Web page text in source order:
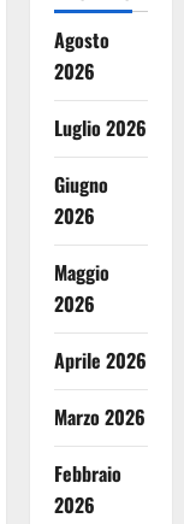
Agosto
2026
Luglio 2026
Giugno
2026
Maggio
2026
Aprile 2026
Marzo 2026
Febbraio
2026